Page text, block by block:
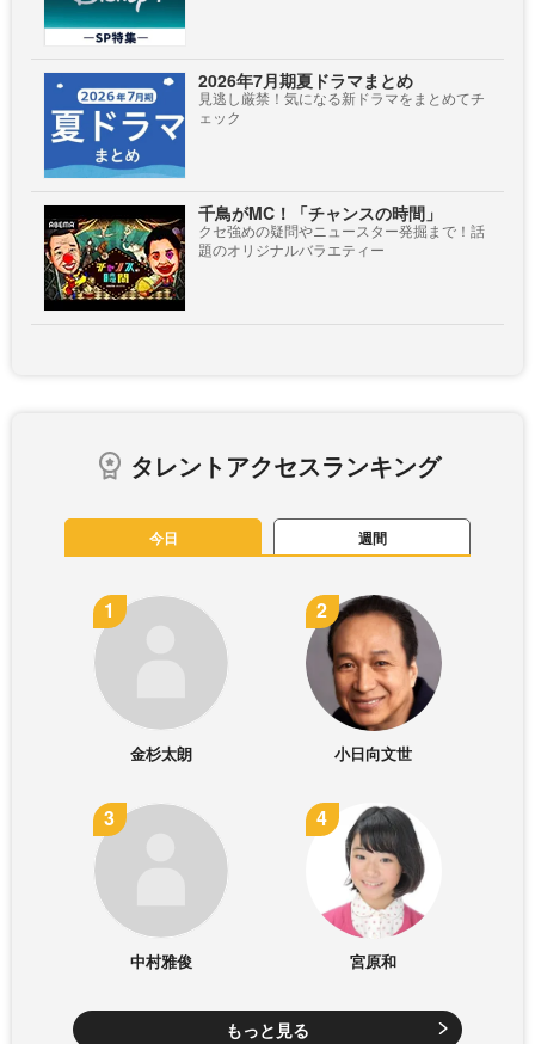
2026年7月期夏ドラマまとめ
見逃し厳禁！気になる新ドラマをまとめてチ
ェック
千鳥がMC！「チャンスの時間」
クセ強めの疑問やニュースター発掘まで！話
題のオリジナルバラエティー
タレントアクセスランキング
今日 週間
金杉太朗 小日向文世
中村雅俊 宮原和
もっと見る